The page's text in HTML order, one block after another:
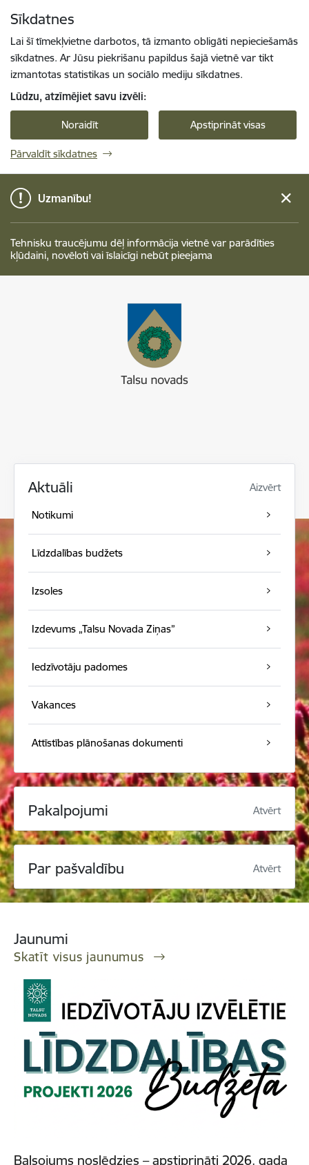
Sīkdatnes
Lai šī tīmekļvietne darbotos, tā izmanto obligāti nepieciešamās
sīkdatnes. Ar Jūsu piekrišanu papildus šajā vietnē var tikt
izmantotas statistikas un sociālo mediju sīkdatnes.
Lūdzu, atzīmējiet savu izvēli:
Noraidīt Apstiprināt visas
Pārvaldīt sīkdatnes
Uzmanību!
Tehnisku traucējumu dēļ informācija vietnē var parādīties
kļūdaini, novēloti vai īslaicīgi nebūt pieejama
Aktuāli Aizvērt
Notikumi
Līdzdalības budžets
Izsoles
Izdevums „Talsu Novada Ziņas”
Iedzīvotāju padomes
Vakances
Attīstības plānošanas dokumenti
Pakalpojumi Atvērt
Par pašvaldību Atvērt
Jaunumi
Skatīt visus jaunumus
Balsojums noslēdzies – apstiprināti 2026. gada